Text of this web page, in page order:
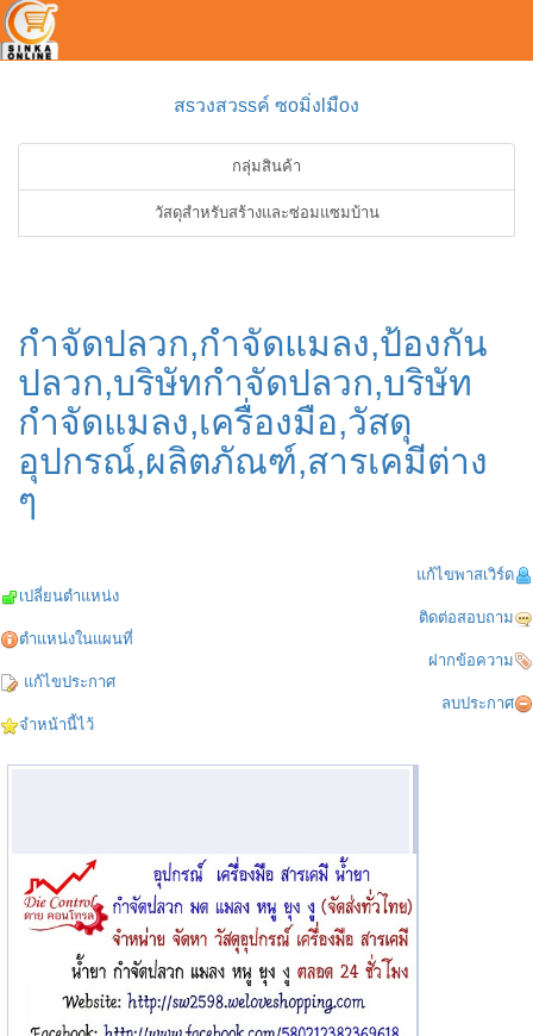
สsวงสวssค์ ซoมิ่งlมืoง
กลุ่มสินค้า
วัสดุสำหรับสร้างและซ่อมแซมบ้าน
กำจัดปลวก,กำจัดแมลง,ป้องกัน
ปลวก,บริษัทกำจัดปลวก,บริษัท
กำจัดแมลง,เครื่องมือ,วัสดุ
อุปกรณ์,ผลิตภัณฑ์,สารเคมีต่าง
ๆ
แก้ไขพาสเวิร์ด
เปลี่ยนตำแหน่ง
ติดต่อสอบถาม
ตำแหน่งในแผนที่
ฝากข้อความ
แก้ไขประกาศ
ลบประกาศ
จำหน้านี้ไว้